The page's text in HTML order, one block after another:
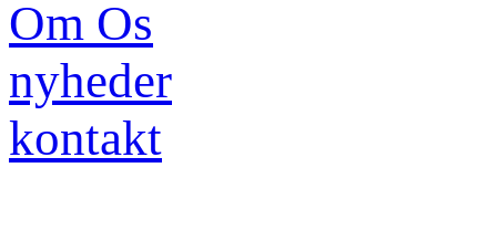
Om Os
nyheder
kontakt